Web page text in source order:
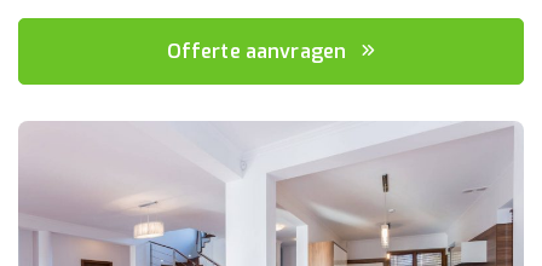
Offerte aanvragen